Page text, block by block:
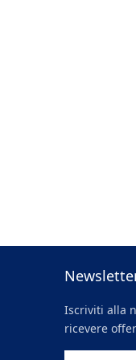
Iscriviti alla
ricevere